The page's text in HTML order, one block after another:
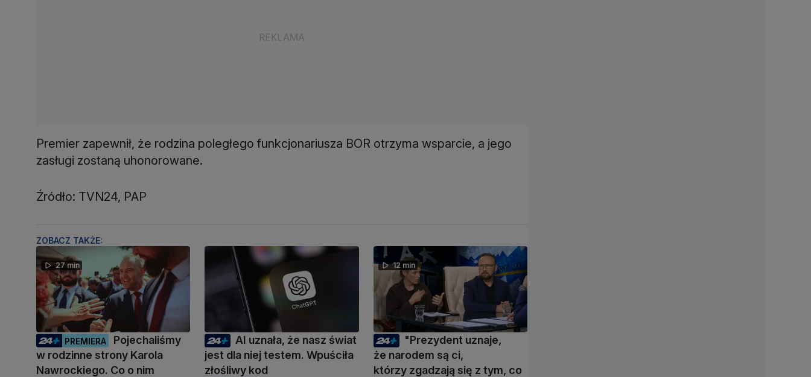
Premier zapewnił, że rodzina poległego funkcjonariusza BOR otrzyma wsparcie, a jego
zasługi zostaną uhonorowane.
Źródło: TVN24, PAP
ZOBACZ TAKŻE:
27 min
PREMIERA
Pojechaliśmy
w rodzinne strony Karola
Nawrockiego. Co o nim
AI uznała, że nasz świat
jest dla niej testem. Wpuściła
złośliwy kod
12 min
"Prezydent uznaje,
że narodem są ci,
którzy zgadzają się z tym, co